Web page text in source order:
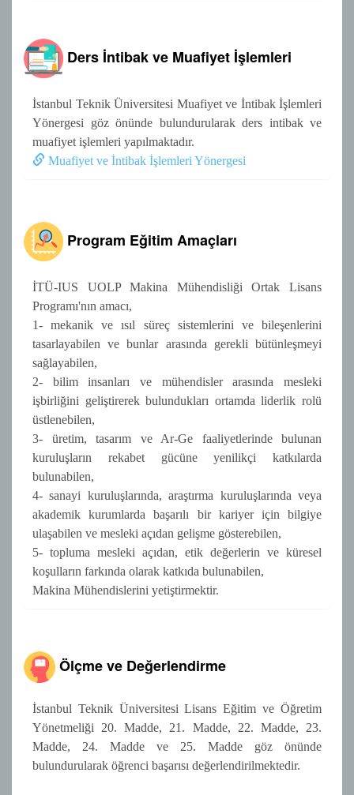
Ders İntibak ve Muafiyet İşlemleri
İstanbul Teknik Üniversitesi Muafiyet ve İntibak İşlemleri
Yönergesi göz önünde bulundurularak ders intibak ve
muafiyet işlemleri yapılmaktadır.
Muafiyet ve İntibak İşlemleri Yönergesi
Program Eğitim Amaçları
İTÜ-IUS UOLP Makina Mühendisliği Ortak Lisans
Programı'nın amacı,
1- mekanik ve ısıl süreç sistemlerini ve bileşenlerini
tasarlayabilen ve bunlar arasında gerekli bütünleşmeyi
sağlayabilen,
2- bilim insanları ve mühendisler arasında mesleki
işbirliğini geliştirerek bulundukları ortamda liderlik rolü
üstlenebilen,
3- üretim, tasarım ve Ar-Ge faaliyetlerinde bulunan
kuruluşların rekabet gücüne yenilikçi katkılarda
bulunabilen,
4- sanayi kuruluşlarında, araştırma kuruluşlarında veya
akademik kurumlarda başarılı bir kariyer için bilgiye
ulaşabilen ve mesleki açıdan gelişme gösterebilen,
5- topluma mesleki açıdan, etik değerlerin ve küresel
koşulların farkında olarak katkıda bulunabilen,
Makina Mühendislerini yetiştirmektir.
Ölçme ve Değerlendirme
İstanbul Teknik Üniversitesi Lisans Eğitim ve Öğretim
Yönetmeliği 20. Madde, 21. Madde, 22. Madde, 23.
Madde, 24. Madde ve 25. Madde göz önünde
bulundurularak öğrenci başarısı değerlendirilmektedir.